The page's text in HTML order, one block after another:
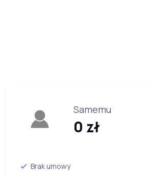
Samemu
0 zł
Brak umowy